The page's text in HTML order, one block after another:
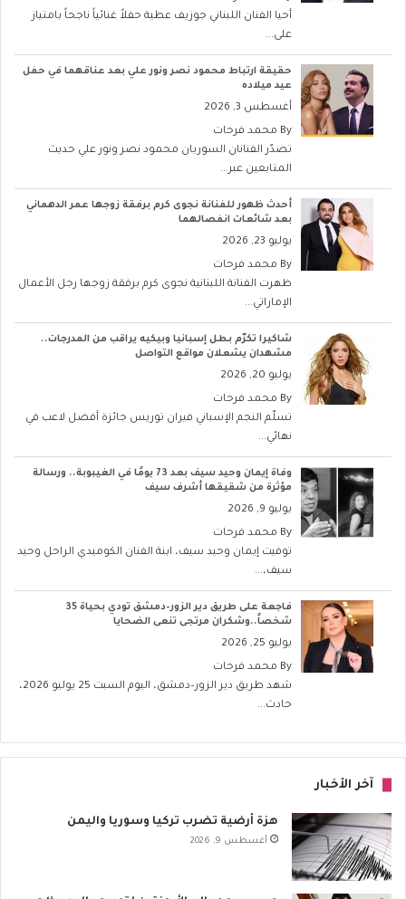
أحيا الفنان اللبناني جوزيف عطية حفلاً غنائياً ناجحاً بامتياز
على...
حقيقة ارتباط محمود نصر ونور علي بعد عناقهما في حفل
عيد ميلاده
أغسطس 3, 2026
By محمد فرحات
تصدّر الفنانان السوريان محمود نصر ونور علي حديث
المتابعين عبر...
أحدث ظهور للفنانة نجوى كرم برفقة زوجها عمر الدهماني
بعد شائعات انفصالهما
يوليو 23, 2026
By محمد فرحات
ظهرت الفنانة اللبنانية نجوى كرم برفقة زوجها رجل الأعمال
الإماراتي...
شاكيرا تكرّم بطل إسبانيا وبيكيه يراقب من المدرجات..
مشهدان يشعلان مواقع التواصل
يوليو 20, 2026
By محمد فرحات
تسلّم النجم الإسباني فيران توريس جائزة أفضل لاعب في
نهائي...
وفاة إيمان وحيد سيف بعد 73 يومًا في الغيبوبة.. ورسالة
مؤثرة من شقيقها أشرف سيف
يوليو 9, 2026
By محمد فرحات
توفيت إيمان وحيد سيف، ابنة الفنان الكوميدي الراحل وحيد
سيف،...
فاجعة على طريق دير الزور–دمشق تودي بحياة 35
شخصاً..وشكران مرتجى تنعى الضحايا
يوليو 25, 2026
By محمد فرحات
شهد طريق دير الزور–دمشق، اليوم السبت 25 يوليو 2026،
حادث...
آخر الأخبار
هزة أرضية تضرب تركيا وسوريا واليمن
أغسطس 9, 2026